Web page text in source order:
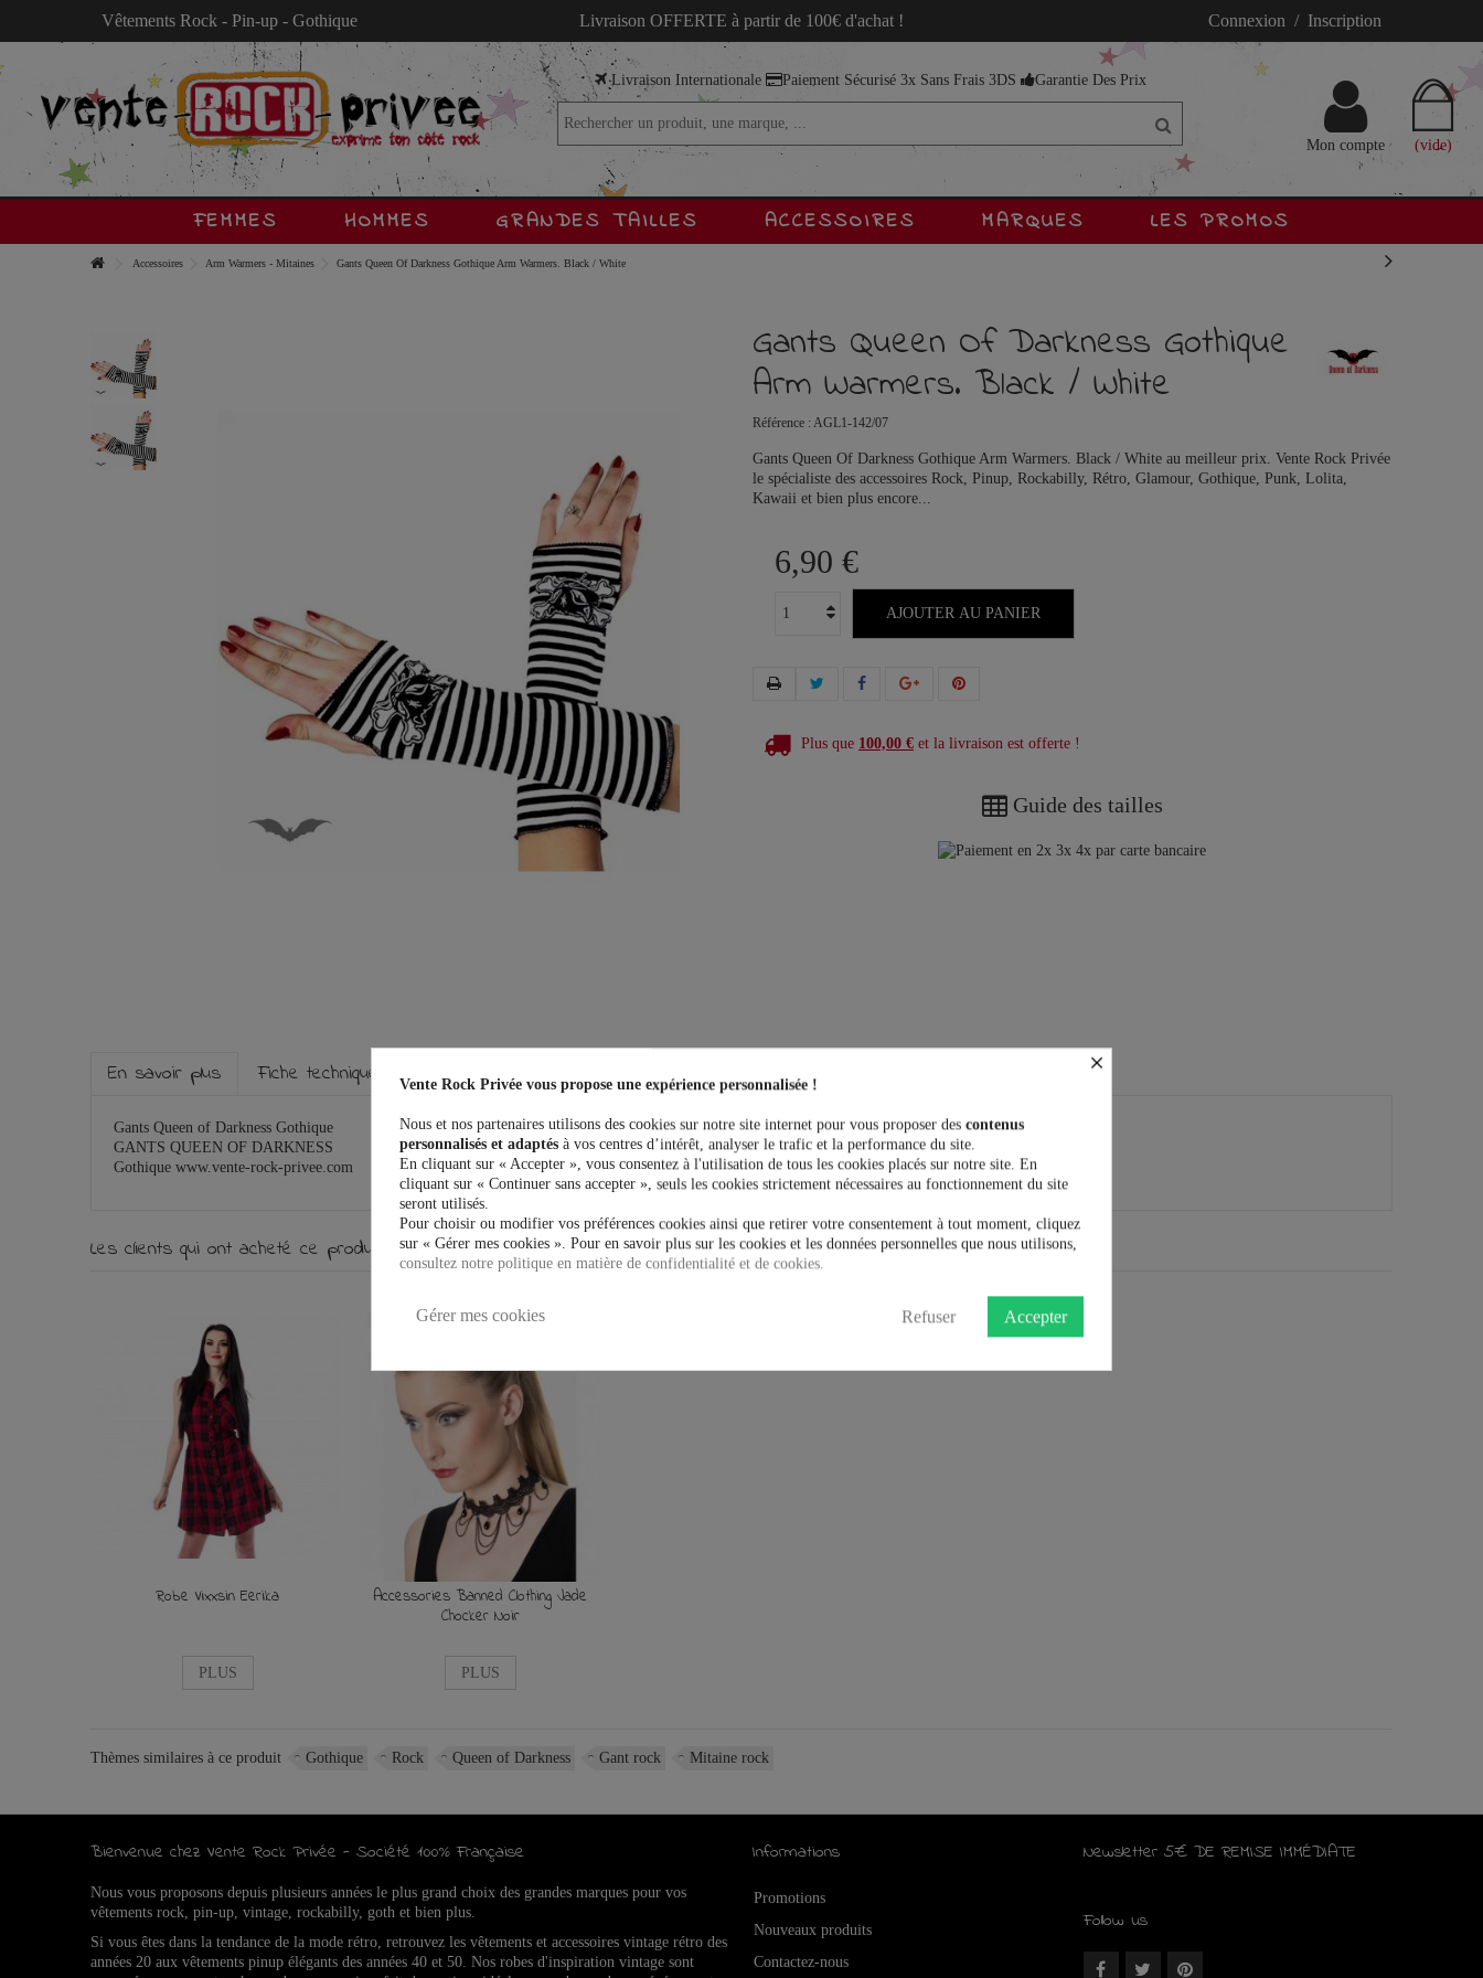
Vêtements Rock - Pin-up - Gothique Livraison OFFERTE à partir de 100€ d'achat ! Connexion / Inscription
Livraison Internationale Paiement Sécurisé 3x Sans Frais 3DS Garantie Des Prix
(vide)
Mon compte
FEMMES HOMMES GRANDES TAILLES ACCESSOIRES MARQUES LES PROMOS
Accessoires Arm Warmers - Mitaines Gants Queen Of Darkness Gothique Arm Warmers. Black / White
Gants Queen Of Darkness Gothique
Arm Warmers. Black / White
Référence : AGL1-142/07
Gants Queen Of Darkness Gothique Arm Warmers. Black / White au meilleur prix. Vente Rock Privée
le spécialiste des accessoires Rock, Pinup, Rockabilly, Rétro, Glamour, Gothique, Punk, Lolita,
Kawaii et bien plus encore...
6,90 €
AJOUTER AU PANIER
Plus que 100,00 € et la livraison est offerte !
Guide des tailles
En savoir plus Fiche technique Marque
Gants Queen of Darkness Gothique
GANTS QUEEN OF DARKNESS
Gothique www.vente-rock-privee.com
Les clients qui ont acheté ce produit ont également acheté:
Robe Vixxsin Eerika
PLUS
Accessories Banned Clothing Jade
Chocker Noir
PLUS
Thèmes similaires à ce produit Gothique Rock Queen of Darkness Gant rock Mitaine rock
Bienvenue chez Vente Rock Privée - Société 100% Française
Nous vous proposons depuis plusieurs années le plus grand choix des grandes marques pour vos
vêtements rock, pin-up, vintage, rockabilly, goth et bien plus.
Si vous êtes dans la tendance de la mode rétro, retrouvez les vêtements et accessoires vintage rétro des
années 20 aux vêtements pinup élégants des années 40 et 50.Nos robes d'inspiration vintage sont
Informations
Promotions
Nouveaux produits
Contactez-nous
Newsletter 5€ DE REMISE IMMÉDIATE
Follow us
×
Vente Rock Privée vous propose une expérience personnalisée !
Nous et nos partenaires utilisons des cookies sur notre site internet pour vous proposer des contenus
personnalisés et adaptés à vos centres d’intérêt, analyser le trafic et la performance du site.
En cliquant sur « Accepter », vous consentez à l'utilisation de tous les cookies placés sur notre site. En
cliquant sur « Continuer sans accepter », seuls les cookies strictement nécessaires au fonctionnement du site
seront utilisés.
Pour choisir ou modifier vos préférences cookies ainsi que retirer votre consentement à tout moment, cliquez
sur « Gérer mes cookies ». Pour en savoir plus sur les cookies et les données personnelles que nous utilisons,
consultez notre politique en matière de confidentialité et de cookies.
Accepter
Refuser
Gérer mes cookies